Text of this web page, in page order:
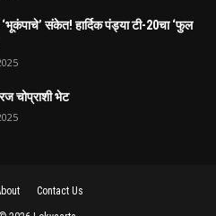
संकेत! हार्दिक पंड्या टी-20चा ‘फुल
चोप्राशी भेट
Contact Us